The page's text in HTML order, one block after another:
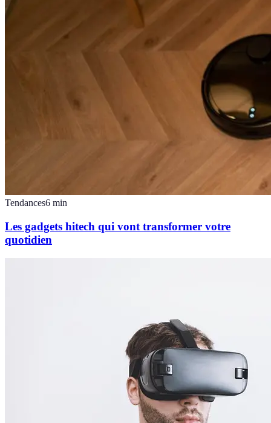
Tendances6 min
Les gadgets hitech qui vont transformer votre
quotidien